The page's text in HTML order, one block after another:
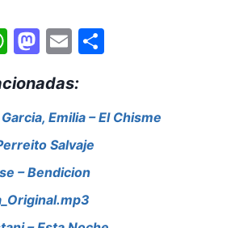
W
at
s
A
p
p
M
st
o
d
o
n
E
ai
l
S
e
Emilia – El Chisme
Salvaje
– Bendicion